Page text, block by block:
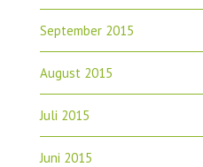
September 2015
August 2015
Juli 2015
Juni 2015